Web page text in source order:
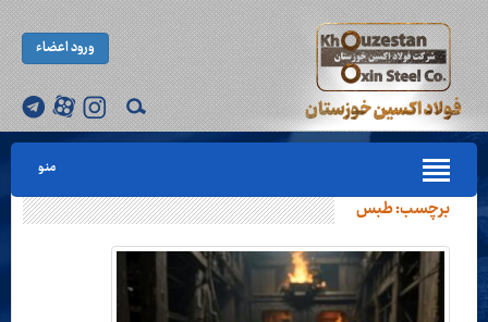
ورود اعضاء
منو
برچسب:طبس